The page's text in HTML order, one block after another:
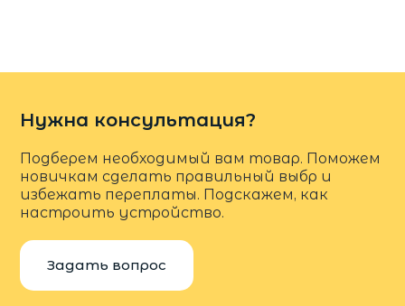
Нужна консультация?
Подберем необходимый вам товар. Поможем
новичкам сделать правильный выбр и
избежать переплаты. Подскажем, как
настроить устройство.
Задать вопрос